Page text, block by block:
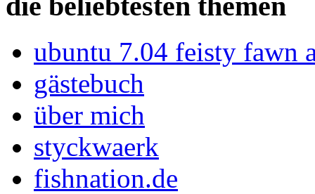
ubuntu 7.04 feisty fawn
gästebuch
über mich
styckwaerk
fishnation.de